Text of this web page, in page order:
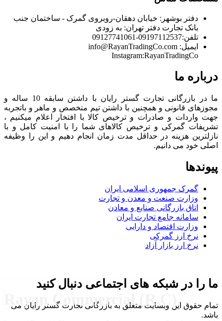
Rayan Commercial (R.C)
دفتر بوشهر: خیابان دهقان-روبروی گمرک - ساختمان جنب
بانک تجارت دفتر تهران: به زودی
تلفن:09197112537-09127741061
ایمیل: info@RayanTradingCo.com
Instagram:RayanTradingCo
درباره ما
ما در بازرگانی تجارت گستر رایان با داشتن سابقه 10 ساله و
مجوزهای قانونی و همچنین با داشتن تیم متخصص و ماهر و باتجربه
جهت واردات و صادرات و ترخیص کالا با افتخار اعلام میکنیم ،
تشریفات گمرکی و ترخیص کالاهای شما را با امنیت کامل و با
نازلترین هزینه در حداقل مدت زمان انجام دهیم و این را وظیفه
اصلی خود می دانیم.
پیوندها
گمرک جمهوری اسلامی ایران
وزارت صنعت و معدن و تجارت
اتاق بازرگانی صنایع و معادن
سامانه جامع تجارت ایران
وزارت اقتصاد و دارایی
نرخ ارز گمرکی
نرخ ارز بازار آزاد
ما را در شبکه های اجتماعی دنبال کنید
تمام حقوق این وبسایت متعلق به بازرگانی تجارت گستر رایان می
باشد.